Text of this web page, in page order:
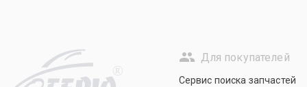
R
Для покупателей
Сервис поиска запчастей